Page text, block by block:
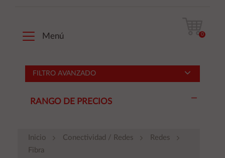
Menú 0
FILTRO AVANZADO
RANGO DE PRECIOS
Inicio Conectividad / Redes
Redes
Fibra